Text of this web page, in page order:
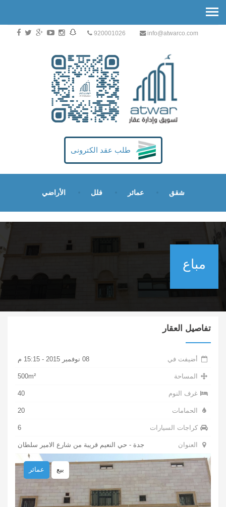
920001026 info@atwarco.com
طلب عقد الكترونى
شقق عمائر فلل الأراضي
مباع
تفاصيل العقار
أضيفت في 08 نوفمبر 2015 - 15:15 م
المساحة 500m²
غرف النوم 40
الحمامات 20
كراجات السيارات 6
العنوان جدة - حي النعيم قريبة من شارع الامير سلطان
عمائر بيع